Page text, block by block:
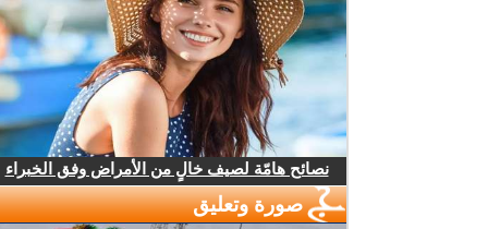
نصائح هامّة لصيف خالٍ من الأمراض وفق الخبراء
صورة وتعليق